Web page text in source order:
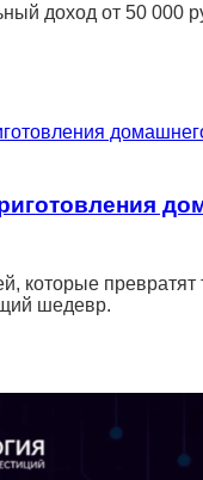
доход от 50 000
которые превратят
шедевр.